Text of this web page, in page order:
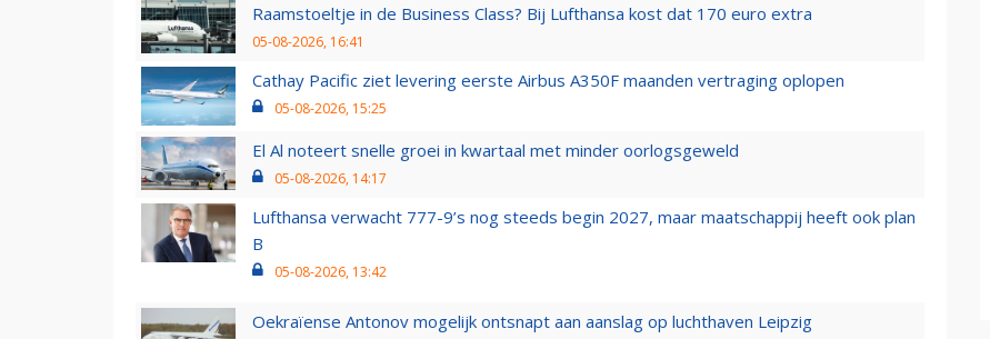
Raamstoeltje in de Business Class? Bij Lufthansa kost dat 170 euro extra
05-08-2026, 16:41
Cathay Pacific ziet levering eerste Airbus A350F maanden vertraging oplopen
05-08-2026, 15:25
El Al noteert snelle groei in kwartaal met minder oorlogsgeweld
05-08-2026, 14:17
Lufthansa verwacht 777-9’s nog steeds begin 2027, maar maatschappij heeft ook plan
B
05-08-2026, 13:42
Oekraïense Antonov mogelijk ontsnapt aan aanslag op luchthaven Leipzig